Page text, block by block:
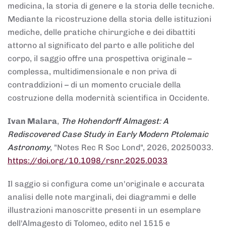
medicina, la storia di genere e la storia delle tecniche.
Mediante la ricostruzione della storia delle istituzioni
mediche, delle pratiche chirurgiche e dei dibattiti
attorno al significato del parto e alle politiche del
corpo, il saggio offre una prospettiva originale –
complessa, multidimensionale e non priva di
contraddizioni – di un momento cruciale della
costruzione della modernità scientifica in Occidente.
Ivan Malara, The Hohendorff Almagest: A
Rediscovered Case Study in Early Modern Ptolemaic
Astronomy, "Notes Rec R Soc Lond", 2026, 20250033.
https://doi.org/10.1098/rsnr.2025.0033
Il saggio si configura come un'originale e accurata
analisi delle note marginali, dei diagrammi e delle
illustrazioni manoscritte presenti in un esemplare
dell'Almagesto di Tolomeo, edito nel 1515 e